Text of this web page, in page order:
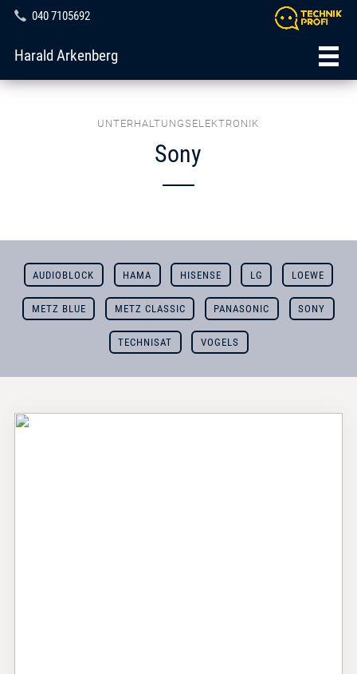
040 7105692
Harald Arkenberg
UNTERHALTUNGSELEKTRONIK
Sony
AUDIOBLOCK HAMA HISENSE LG LOEWE
METZ BLUE METZ CLASSIC PANASONIC SONY
TECHNISAT VOGELS